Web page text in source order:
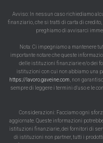
Avviso: In nessun caso richiediamo
finanziario, che si tratti di carta di credito,
preghiamo di avvisarci
Nota: Ci impegniamo a mantenere
importante notare che queste
delle istituzioni finanziarie e/o dei
istituzioni con cui non abbiamo una
https://lavoro.gaveine.com , non
sempre di leggere i termini d'uso e le
Considerazioni: Facciamo ogni
aggiornate. Queste informazioni
istituzioni finanziarie, dei fornitori di
di istituzioni non partner, tutti i